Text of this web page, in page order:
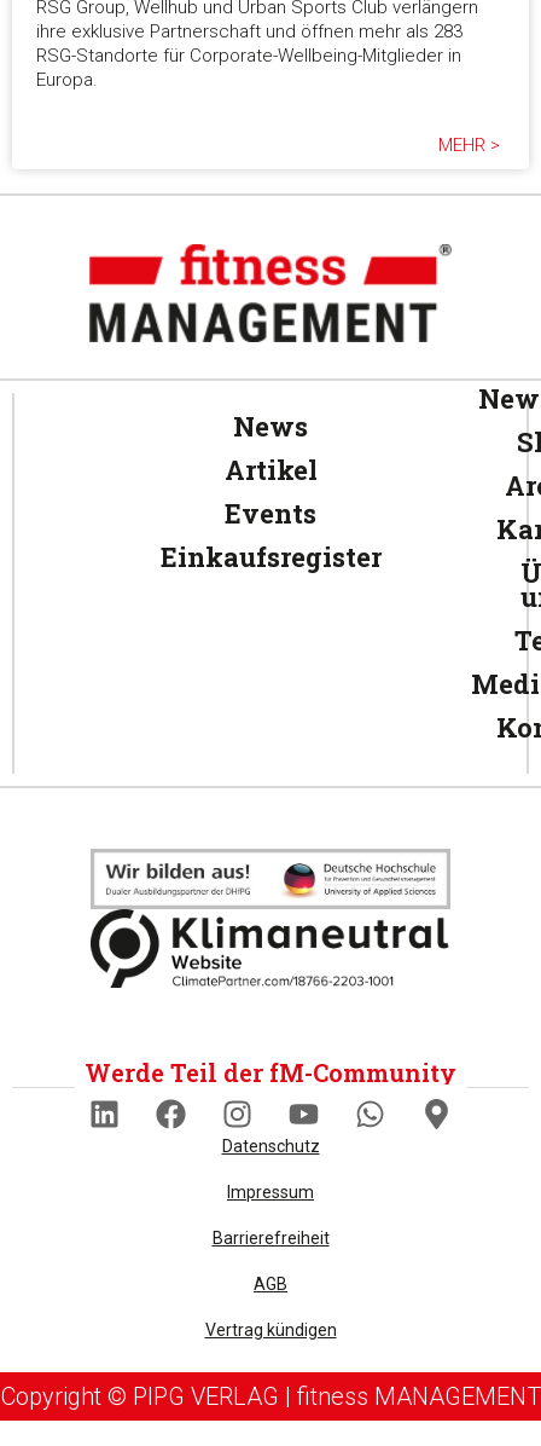
RSG Group, Wellhub und Urban Sports Club verlängern
ihre exklusive Partnerschaft und öffnen mehr als 283
RSG-Standorte für Corporate-Wellbeing-Mitglieder in
Europa.
MEHR >
News
Artikel
Events
Einkaufsregister
Werde Teil der fM-Community
Datenschutz
Impressum
Barrierefreiheit
AGB
Vertrag kündigen
Copyright © PIPG VERLAG | fitness MANAGEMENT